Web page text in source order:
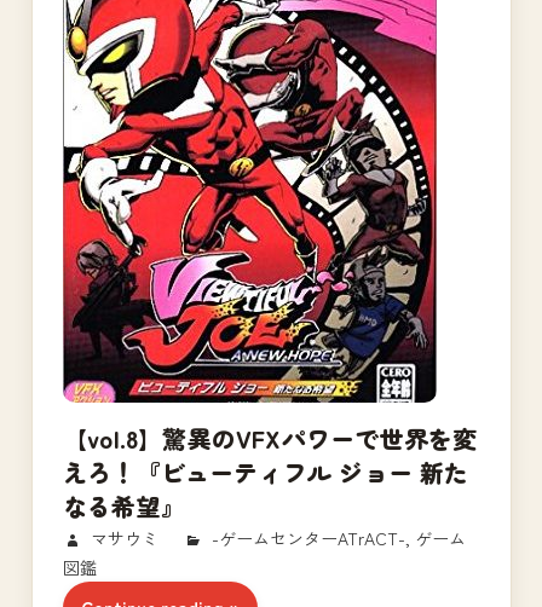
【vol.8】驚異のVFXパワーで世界を変
えろ！『ビューティフル ジョー 新た
なる希望』
2018/02/12
マサウミ -ゲームセンターATrACT- ゲーム
図鑑